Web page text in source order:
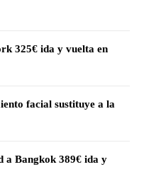
325€ ida y vuelta en
facial sustituye a la
a Bangkok 389€ ida y